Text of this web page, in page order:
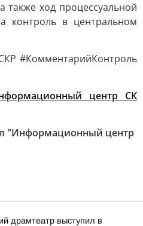
также ход процессуальной
контроль в центральном
#КомментарийКонтроль
центр СК
"Информационный центр
драмтеатр выступил в